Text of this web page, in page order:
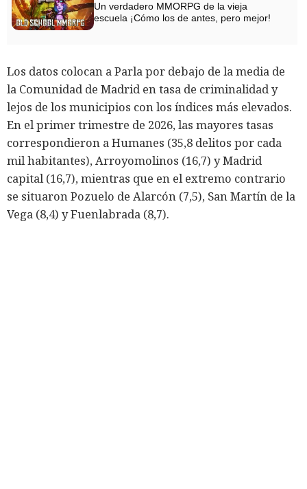
Un verdadero MMORPG de la vieja
escuela ¡Cómo los de antes, pero mejor!
Los datos colocan a Parla por debajo de la media de
la Comunidad de Madrid en tasa de criminalidad y
lejos de los municipios con los índices más elevados.
En el primer trimestre de 2026, las mayores tasas
correspondieron a Humanes (35,8 delitos por cada
mil habitantes), Arroyomolinos (16,7) y Madrid
capital (16,7), mientras que en el extremo contrario
se situaron Pozuelo de Alarcón (7,5), San Martín de la
Vega (8,4) y Fuenlabrada (8,7).